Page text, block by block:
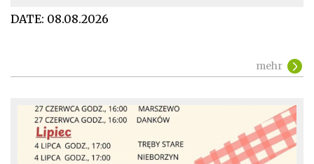
DATE: 08.08.2026
mehr